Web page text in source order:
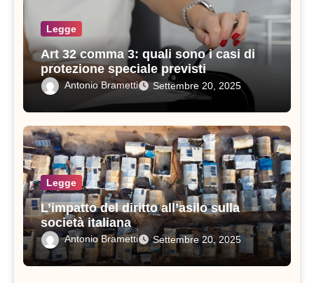
Legge
Art 32 comma 3: quali sono i casi di
protezione speciale previsti
Antonio Brametti Settembre 20, 2025
Legge
L’impatto del diritto all’asilo sulla
società italiana
Antonio Brametti Settembre 20, 2025